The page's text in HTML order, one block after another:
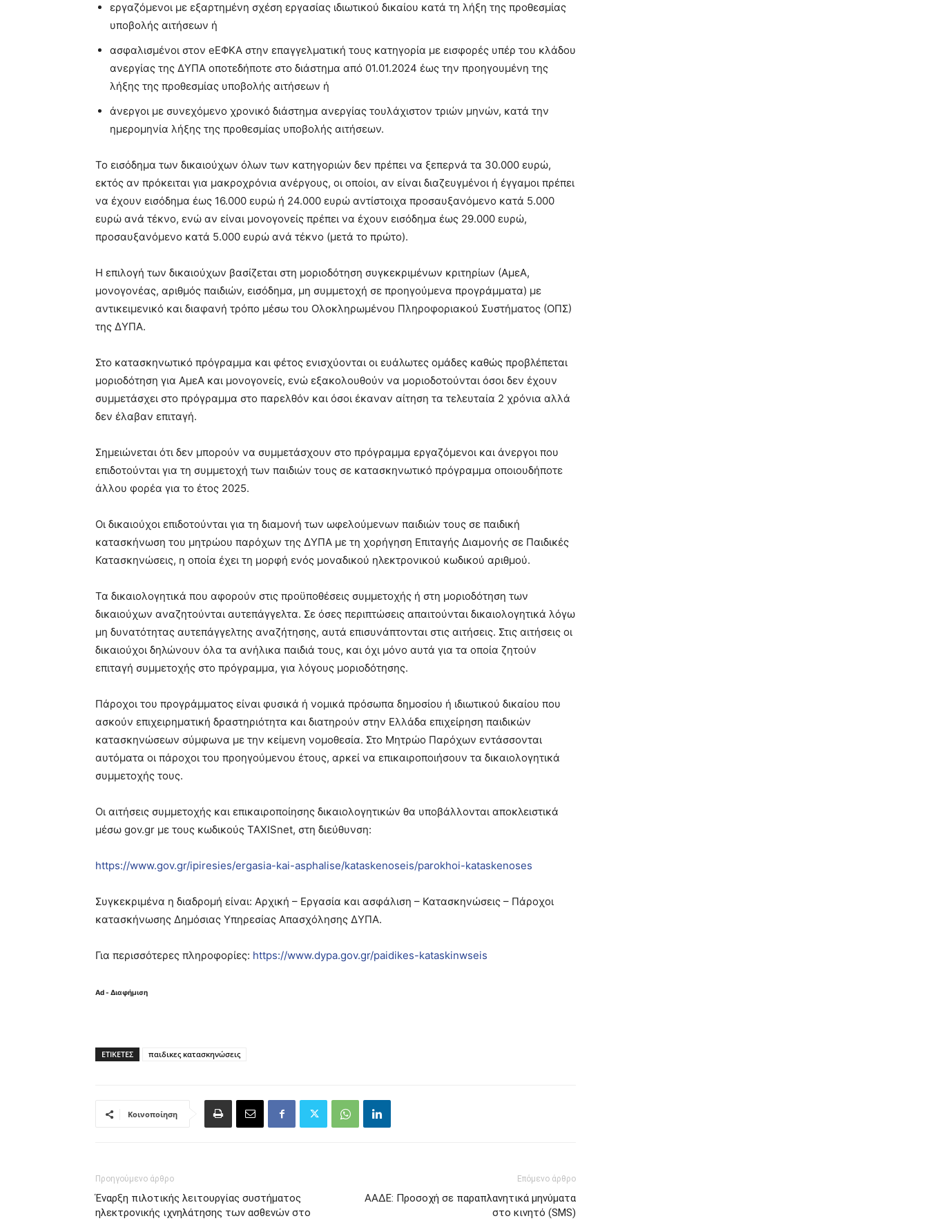
εργαζόμενοι με εξαρτημένη σχέση εργασίας ιδιωτικού δικαίου κατά τη λήξη της προθεσμίας
υποβολής αιτήσεων ή
ασφαλισμένοι στον eEΦΚΑ στην επαγγελματική τους κατηγορία με εισφορές υπέρ του κλάδου
ανεργίας της ΔΥΠΑ οποτεδήποτε στο διάστημα από 01.01.2024 έως την προηγουμένη της
λήξης της προθεσμίας υποβολής αιτήσεων ή
άνεργοι με συνεχόμενο χρονικό διάστημα ανεργίας τουλάχιστον τριών μηνών, κατά την
ημερομηνία λήξης της προθεσμίας υποβολής αιτήσεων.
Το εισόδημα των δικαιούχων όλων των κατηγοριών δεν πρέπει να ξεπερνά τα 30.000 ευρώ,
εκτός αν πρόκειται για μακροχρόνια ανέργους, οι οποίοι, αν είναι διαζευγμένοι ή έγγαμοι πρέπει
να έχουν εισόδημα έως 16.000 ευρώ ή 24.000 ευρώ αντίστοιχα προσαυξανόμενο κατά 5.000
ευρώ ανά τέκνο, ενώ αν είναι μονογονείς πρέπει να έχουν εισόδημα έως 29.000 ευρώ,
προσαυξανόμενο κατά 5.000 ευρώ ανά τέκνο (μετά το πρώτο).
Η επιλογή των δικαιούχων βασίζεται στη μοριοδότηση συγκεκριμένων κριτηρίων (ΑμεΑ,
μονογονέας, αριθμός παιδιών, εισόδημα, μη συμμετοχή σε προηγούμενα προγράμματα) με
αντικειμενικό και διαφανή τρόπο μέσω του Ολοκληρωμένου Πληροφοριακού Συστήματος (ΟΠΣ)
της ΔΥΠΑ.
Στο κατασκηνωτικό πρόγραμμα και φέτος ενισχύονται οι ευάλωτες ομάδες καθώς προβλέπεται
μοριοδότηση για ΑμεΑ και μονογονείς, ενώ εξακολουθούν να μοριοδοτούνται όσοι δεν έχουν
συμμετάσχει στο πρόγραμμα στο παρελθόν και όσοι έκαναν αίτηση τα τελευταία 2 χρόνια αλλά
δεν έλαβαν επιταγή.
Σημειώνεται ότι δεν μπορούν να συμμετάσχουν στο πρόγραμμα εργαζόμενοι και άνεργοι που
επιδοτούνται για τη συμμετοχή των παιδιών τους σε κατασκηνωτικό πρόγραμμα οποιουδήποτε
άλλου φορέα για το έτος 2025.
Οι δικαιούχοι επιδοτούνται για τη διαμονή των ωφελούμενων παιδιών τους σε παιδική
κατασκήνωση του μητρώου παρόχων της ΔΥΠΑ με τη χορήγηση Επιταγής Διαμονής σε Παιδικές
Κατασκηνώσεις, η οποία έχει τη μορφή ενός μοναδικού ηλεκτρονικού κωδικού αριθμού.
Τα δικαιολογητικά που αφορούν στις προϋποθέσεις συμμετοχής ή στη μοριοδότηση των
δικαιούχων αναζητούνται αυτεπάγγελτα. Σε όσες περιπτώσεις απαιτούνται δικαιολογητικά λόγω
μη δυνατότητας αυτεπάγγελτης αναζήτησης, αυτά επισυνάπτονται στις αιτήσεις. Στις αιτήσεις οι
δικαιούχοι δηλώνουν όλα τα ανήλικα παιδιά τους, και όχι μόνο αυτά για τα οποία ζητούν
επιταγή συμμετοχής στο πρόγραμμα, για λόγους μοριοδότησης.
Πάροχοι του προγράμματος είναι φυσικά ή νομικά πρόσωπα δημοσίου ή ιδιωτικού δικαίου που
ασκούν επιχειρηματική δραστηριότητα και διατηρούν στην Ελλάδα επιχείρηση παιδικών
κατασκηνώσεων σύμφωνα με την κείμενη νομοθεσία. Στο Μητρώο Παρόχων εντάσσονται
αυτόματα οι πάροχοι του προηγούμενου έτους, αρκεί να επικαιροποιήσουν τα δικαιολογητικά
συμμετοχής τους.
Οι αιτήσεις συμμετοχής και επικαιροποίησης δικαιολογητικών θα υποβάλλονται αποκλειστικά
μέσω gov.gr με τους κωδικούς TAXISnet, στη διεύθυνση:
https://www.gov.gr/ipiresies/ergasia-kai-asphalise/kataskenoseis/parokhoi-kataskenoses
Συγκεκριμένα η διαδρομή είναι: Αρχική – Εργασία και ασφάλιση – Κατασκηνώσεις – Πάροχοι
κατασκήνωσης Δημόσιας Υπηρεσίας Απασχόλησης ΔΥΠΑ.
Για περισσότερες πληροφορίες: https://www.dypa.gov.gr/paidikes-kataskinwseis
Ad - Διαφήμιση
ΕΤΙΚΈΤΕΣ παιδικες κατασκηνώσεις
Κοινοποίηση
Προηγούμενο άρθρο
Έναρξη πιλοτικής λειτουργίας συστήματος
ηλεκτρονικής ιχνηλάτησης των ασθενών στο
Επόμενο άρθρο
ΑΑΔΕ: Προσοχή σε παραπλανητικά μηνύματα
στο κινητό (SMS)